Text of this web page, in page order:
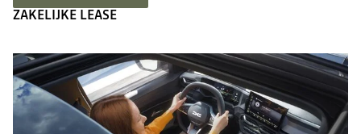
ZAKELIJKE LEASE